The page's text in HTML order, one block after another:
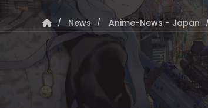
News Anime-News - Japan